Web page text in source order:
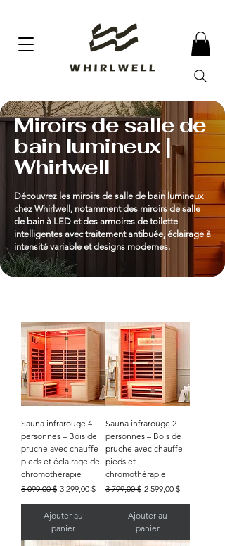
Miroirs de salle de
bain lumineux |
Whirlwell
Découvrez les miroirs de salle de bain lumineux
chez Whirlwell, notamment des miroirs de salle
de bain à LED et des armoires de toilette
intelligentes avec traitement antibuée, éclairage à
intensité variable et designs modernes.
Sauna infrarouge 4
personnes – Bois de
pruche avec chauffe-
pieds et éclairage de
chromothérapie
Prix original
5 099,00 $ Prix promotionnel
3 299,00 $
Ajouter au
panier
Sauna infrarouge 2
personnes – Bois de
pruche avec chauffe-
pieds et
chromothérapie
Prix original
3 799,00 $ Prix promotionnel
2 599,00 $
Ajouter au
panier